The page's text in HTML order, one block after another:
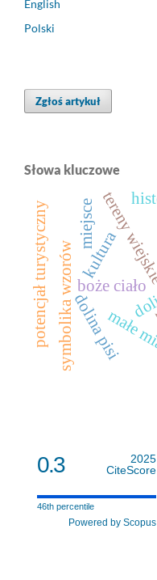
English
Polski
Zgłoś artykuł
Słowa kluczowe
tereny
boże ciało
symbolika wzorów kultura
małe
dolina pisi
miejsce
potencjał turystyczny
0.3
2025
CiteScore
46th percentile
Powered by Scopus